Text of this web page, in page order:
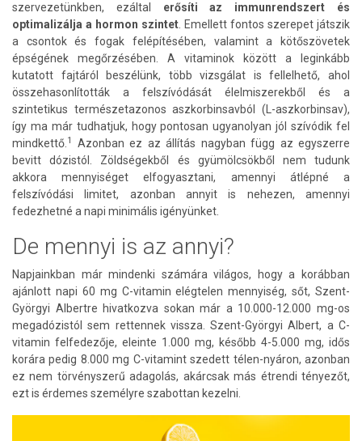
szervezetünkben, ezáltal erősíti az immunrendszert és
optimalizálja a hormon szintet . Emellett fontos szerepet játszik
a csontok és fogak felépítésében, valamint a kötőszövetek
épségének megőrzésében. A vitaminok között a leginkább
kutatott fajtáról beszélünk, több vizsgálat is fellelhető, ahol
összehasonlították a felszívódását élelmiszerekből és a
szintetikus természetazonos aszkorbinsavból (L-aszkorbinsav),
így ma már tudhatjuk, hogy pontosan ugyanolyan jól szívódik fel
mindkettő. 1
Azonban ez az állítás nagyban függ az egyszerre
bevitt dózistól. Zöldségekből és gyümölcsökből nem tudunk
akkora mennyiséget elfogyasztani, amennyi átlépné a
felszívódási limitet, azonban annyit is nehezen, amennyi
fedezhetné a napi minimális igényünket.
De mennyi is az annyi?
Napjainkban már mindenki számára világos, hogy a korábban
ajánlott napi 60 mg C-vitamin elégtelen mennyiség, sőt, Szent-
Györgyi Albertre hivatkozva sokan már a 10.000-12.000 mg-os
megadózistól sem rettennek vissza. Szent-Györgyi Albert, a C-
vitamin felfedezője, eleinte 1.000 mg, később 4-5.000 mg, idős
korára pedig 8.000 mg C-vitamint szedett télen-nyáron, azonban
ez nem törvényszerű adagolás, akárcsak más étrendi tényezőt,
ezt is érdemes személyre szabottan kezelni.